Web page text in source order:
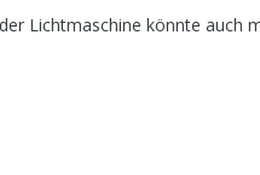
Lichtmaschine könnte auch